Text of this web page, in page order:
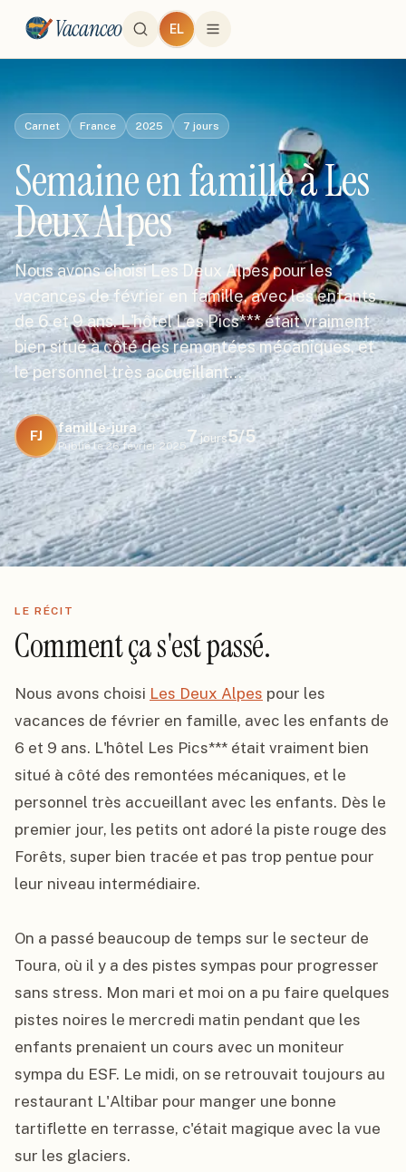
Vacanceo EL
Carnet France 2025 7 jours
Semaine en famille à Les
Deux Alpes
Nous avons choisi Les Deux Alpes pour les
vacances de février en famille, avec les enfants
de 6 et 9 ans. L'hôtel Les Pics*** était vraiment
bien situé à côté des remontées mécaniques, et
le personnel très accueillant…
FJ
famille-jura
Publié le 26 février 2025
7jours5/5
LE RÉCIT
Comment ça s'est passé.
Nous avons choisi Les Deux Alpes pour les
vacances de février en famille, avec les enfants de
6 et 9 ans. L'hôtel Les Pics*** était vraiment bien
situé à côté des remontées mécaniques, et le
personnel très accueillant avec les enfants. Dès le
premier jour, les petits ont adoré la piste rouge des
Forêts, super bien tracée et pas trop pentue pour
leur niveau intermédiaire.
On a passé beaucoup de temps sur le secteur de
Toura, où il y a des pistes sympas pour progresser
sans stress. Mon mari et moi on a pu faire quelques
pistes noires le mercredi matin pendant que les
enfants prenaient un cours avec un moniteur
sympa du ESF. Le midi, on se retrouvait toujours au
restaurant L'Altibar pour manger une bonne
tartiflette en terrasse, c'était magique avec la vue
sur les glaciers.